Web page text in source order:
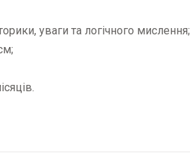
уваги та логічного мислення;